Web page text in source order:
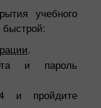
учебного
.
и пароль
4 и пройдите